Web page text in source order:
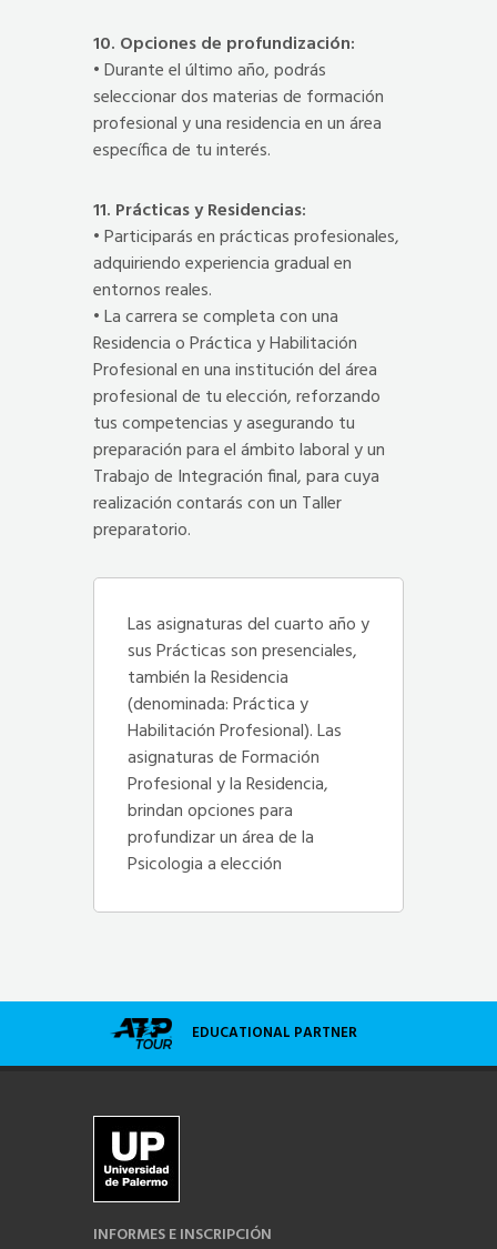
10. Opciones de profundización:
• Durante el último año, podrás
seleccionar dos materias de formación
profesional y una residencia en un área
específica de tu interés.
11. Prácticas y Residencias:
• Participarás en prácticas profesionales,
adquiriendo experiencia gradual en
entornos reales.
• La carrera se completa con una
Residencia o Práctica y Habilitación
Profesional en una institución del área
profesional de tu elección, reforzando
tus competencias y asegurando tu
preparación para el ámbito laboral y un
Trabajo de Integración final, para cuya
realización contarás con un Taller
preparatorio.
Las asignaturas del cuarto año y
sus Prácticas son presenciales,
también la Residencia
(denominada: Práctica y
Habilitación Profesional). Las
asignaturas de Formación
Profesional y la Residencia,
brindan opciones para
profundizar un área de la
Psicologia a elección
EDUCATIONAL PARTNER
INFORMES E INSCRIPCIÓN